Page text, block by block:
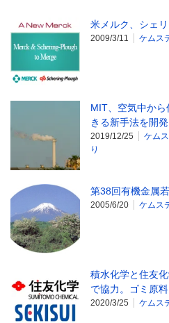
米メルク、シェ
2009/3/11 ケムス
MIT、空気中か
きる新手法を開発
2019/12/25 ケム
り
第38回有機金属
2005/6/20 ケムス
積水化学と住友
で協力。ゴミ原
2020/3/25 ケムス